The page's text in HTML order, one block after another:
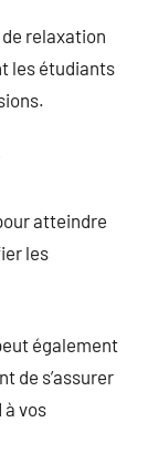
relaxation
les étudiants
atteindre
les
également
de s’assurer
vos